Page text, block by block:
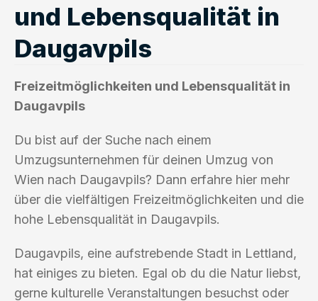
und Lebensqualität in
Daugavpils
Freizeitmöglichkeiten und Lebensqualität in
Daugavpils
Du bist auf der Suche nach einem
Umzugsunternehmen für deinen Umzug von
Wien nach Daugavpils? Dann erfahre hier mehr
über die vielfältigen Freizeitmöglichkeiten und die
hohe Lebensqualität in Daugavpils.
Daugavpils, eine aufstrebende Stadt in Lettland,
hat einiges zu bieten. Egal ob du die Natur liebst,
gerne kulturelle Veranstaltungen besuchst oder